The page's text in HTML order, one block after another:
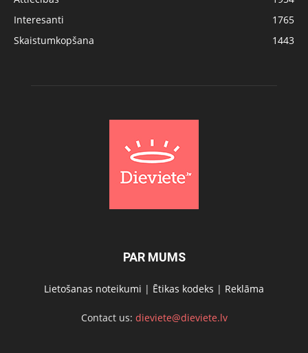
Interesanti
1765
Skaistumkopšana
1443
PAR MUMS
Lietošanas noteikumi | Ētikas kodeks | Reklāma
Contact us: dieviete@dieviete.lv